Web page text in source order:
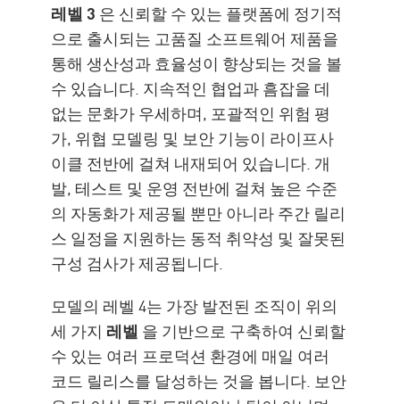
레벨 3 은 신뢰할 수 있는 플랫폼에 정기적
으로 출시되는 고품질 소프트웨어 제품을
통해 생산성과 효율성이 향상되는 것을 볼
수 있습니다. 지속적인 협업과 흠잡을 데
없는 문화가 우세하며, 포괄적인 위험 평
가, 위협 모델링 및 보안 기능이 라이프사
이클 전반에 걸쳐 내재되어 있습니다. 개
발, 테스트 및 운영 전반에 걸쳐 높은 수준
의 자동화가 제공될 뿐만 아니라 주간 릴리
스 일정을 지원하는 동적 취약성 및 잘못된
구성 검사가 제공됩니다.
모델의 레벨 4는 가장 발전된 조직이 위의
세 가지 레벨 을 기반으로 구축하여 신뢰할
수 있는 여러 프로덕션 환경에 매일 여러
코드 릴리스를 달성하는 것을 봅니다. 보안